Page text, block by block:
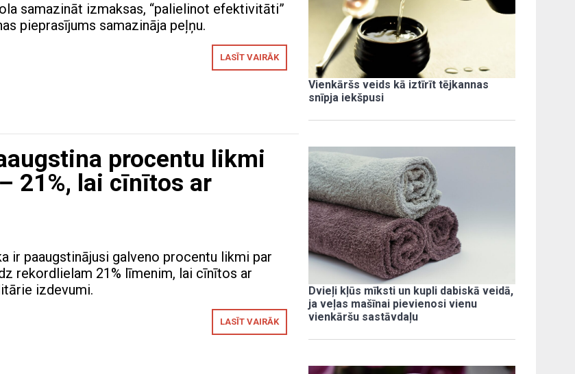
samazināt izmaksas, “palielinot efektivitāti”
pieprasījums samazināja peļņu.
LASĪT VAIRĀK
procentu likmi
21%, lai cīnītos ar
ir paaugstinājusi galveno procentu likmi par
rekordlielam 21% līmenim, lai cīnītos ar
izdevumi.
LASĪT VAIRĀK
Vienkāršs veids kā iztīrīt tējkannas
snīpja iekšpusi
Dvieļi kļūs mīksti un kupli dabiskā veidā,
ja veļas mašīnai pievienosi vienu
vienkāršu sastāvdaļu